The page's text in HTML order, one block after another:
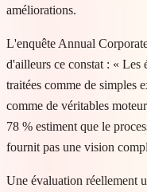
améliorations.
L'enquête Annual
d'ailleurs ce constat : « Les
traitées comme de simples
comme de véritables
78 % estiment que le
fournit pas une vision
Une évaluation réellement